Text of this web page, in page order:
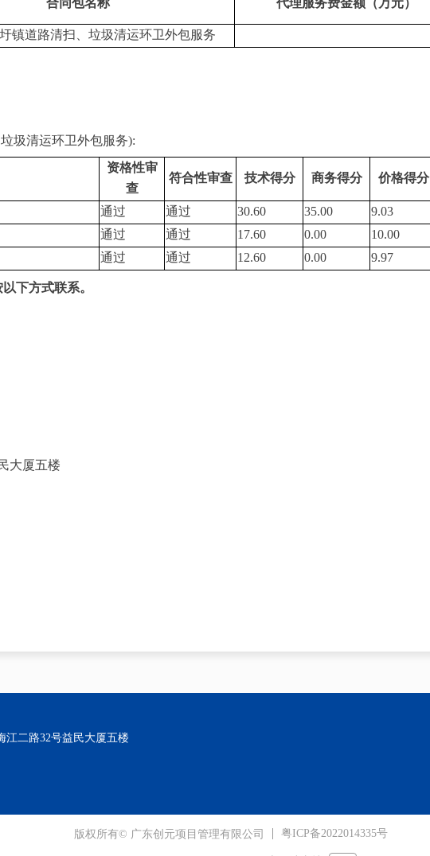
合同包名称 代理服务费金额（万元）
镇道路清扫、垃圾清运环卫外包服务
圾清运环卫外包服务):
资格性审
查
符合性审查 技术得分 商务得分 价格得分
通过 通过 30.60 35.00 9.03
通过 通过 17.60 0.00 10.00
通过 通过 12.60 0.00 9.97
下方式联系。
大厦五楼
江二路32号益民大厦五楼
版权所有© 广东创元项目管理有限公司 粤ICP备2022014335号